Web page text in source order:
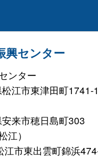
興センター
ンター
江市東津田町1741-
来市穂日島町
江）
江市東出雲町錦浜